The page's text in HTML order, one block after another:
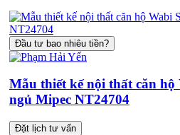
Đầu tư bao nhiêu tiền?
Mẫu thiết kế nội thất căn hộ
ngủ Mipec NT24704
Đặt lịch tư vấn